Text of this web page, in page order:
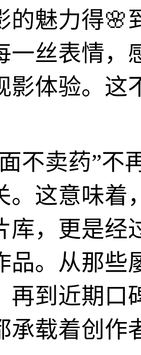
的魅力得🌸
一丝表情，
影体验。这
不卖药”不
。这意味着
库，更是经
品。从那些
再到近期口
承载着创作